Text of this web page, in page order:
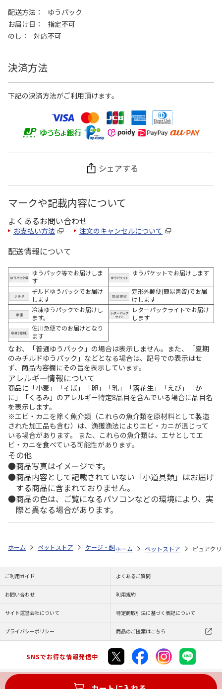
配送方法
ゆうパック
お届け日
指定不可
のし
対応不可
決済方法
下記の決済方法がご利用頂けます。
シェアする
マークや記載内容について
よくあるお問い合わせ
お支払い方法 注文のキャンセルについて
配送情報について
ゆうパック等でお届けしま
す
ゆうパケットでお届けします
チルドゆうパックでお届け
します
定形外郵便(簡易書留)でお届
けします
冷凍ゆうパックでお届けし
ます。
レターパックライトでお届け
します
佐川急便でのお届けとなり
ます
なお、「普通ゆうパック」の場合は表示しません。また、「夏期
のみチルドゆうパック」などとなる場合は、記号での表示はせ
ず、商品内容欄にその旨を表示しています。
アレルギー情報について
商品に「小麦」「そば」「卵」「乳」「落花生」「えび」「か
に」「くるみ」のアレルギー特定8品目を含んでいる場合に品目名
を表示します。
※エビ・カニを除く魚介類（これらの魚介類を原材料として製造
された加工品も含む）は、漁獲漁法によりエビ・カニが混じって
いる場合があります。 また、これらの魚介類は、エサとしてエ
ビ・カニを食べている可能性があります。
その他
商品写真はイメージです。
商品内容として記載されていない「小道具類」はお届け
する商品に含まれておりません。
商品の色は、ご覧になるパソコンなどの環境により、実
際と異なる場合があります。
ホーム ペットストア ケージ・飼育その他用品 餌やり・水やり用品
ホーム ペットストア ピュアク
ご利用ガイド よくあるご質問
お問い合わせ 利用規約
サイト運営会社について 特定商取引法に基づく表記について
プライバシーポリシー 商品のご提案はこちら
SNSでお得な情報発信中